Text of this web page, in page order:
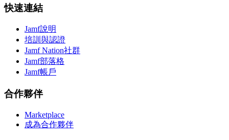
快速連結
Jamf說明
培訓與認證
Jamf Nation社群
Jamf部落格
Jamf帳戶
合作夥伴
Marketplace
成為合作夥伴